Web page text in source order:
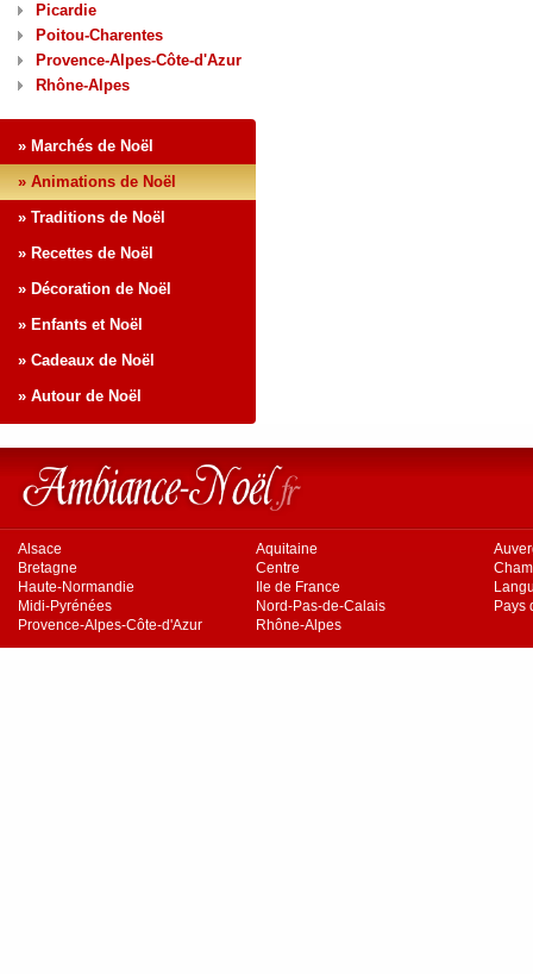
Picardie
Poitou-Charentes
Provence-Alpes-Côte-d'Azur
Rhône-Alpes
» Marchés de Noël
» Animations de Noël
» Traditions de Noël
» Recettes de Noël
» Décoration de Noël
» Enfants et Noël
» Cadeaux de Noël
» Autour de Noël
Alsace Aquitaine
Bretagne
Centre
Haute-Normandie
Ile de France
Midi-Pyrénées
Nord-Pas-de-Calais
Pays
Provence-Alpes-Côte-d'Azur
Rhône-Alpes